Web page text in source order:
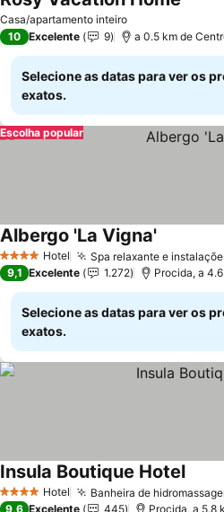
Casa/apartamento inteiro
10 Excelente 9 a 0.5 km de
Selecione as datas para ver os
exatos.
Escolha popular
4 EstrelasHotel Spa relaxante e
Albergo 'La Vigna'
9,1 Excelente 1.272 Procida, a
Selecione as datas para ver os
exatos.
4 EstrelasHotel Banheira de
Insula Boutique HotelVer
9,6 Excelente 445 Procida, a 5.8